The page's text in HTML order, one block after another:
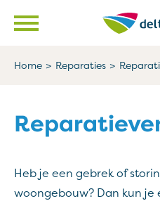
Naar de
Ga naar Hoofd
Home Reparaties
Heb je een gebrek of
woongebouw? Dan kun